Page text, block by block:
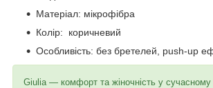
Матеріал: мікрофібра
Колір: коричневий
Особливість: без бретелей, push-up
Giulia — комфорт та жіночність у сучасному